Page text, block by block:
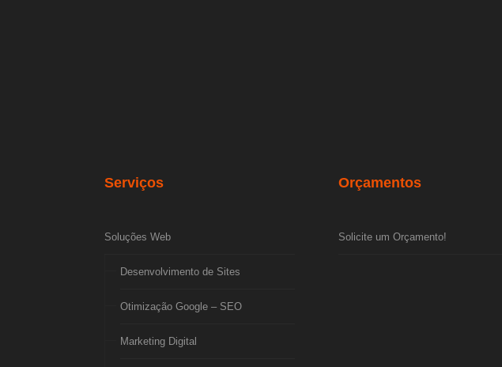
Serviços
Soluções Web
Desenvolvimento de Sites
Otimização Google – SEO
Marketing Digital
Orçamentos
Solicite um Orçamento!